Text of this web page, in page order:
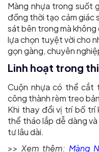
Màng nhựa trong suốt
đồng thời tạo cảm giác
sát bên trong mà không
lựa chọn tuyệt vời cho
gọn gàng, chuyên
Linh hoạt trong
Cuộn nhựa có thể cắt
công thành rèm treo
Khi thay đổi vị trí bố trí
thể tháo lắp dễ dàng
tư lâu dài.
>> Xem thêm: Màng